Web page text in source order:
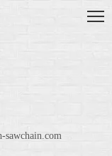
sawchain.com